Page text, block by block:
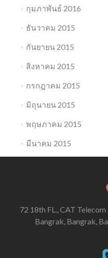
กุมภาพันธ์ 2016
ธันวาคม 2015
กันยายน 2015
สิงหาคม 2015
กรกฎาคม 2015
มิถุนายน 2015
พฤษภาคม 2015
มีนาคม 2015
72 18th FL., CAT
Bangrak, Bangrak,